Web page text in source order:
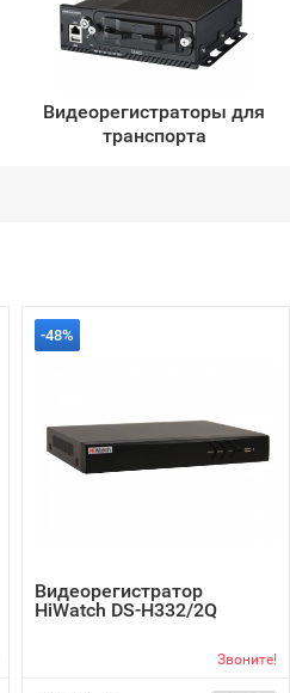
Видеорегистраторы для
транспорта
-48%
Видеорегистратор
HiWatch DS-H332/2Q
Звоните!